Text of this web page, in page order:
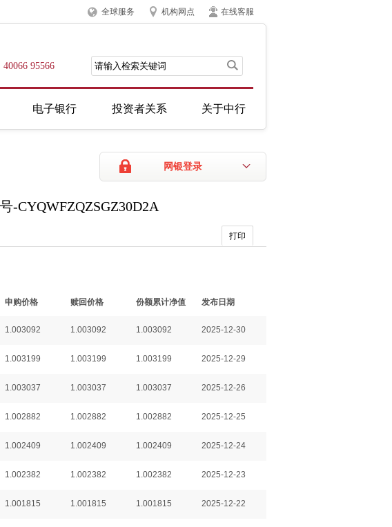
全球服务 机构网点 在线客服
40066 95566
电子银行 投资者关系 关于中行
网银登录
-CYQWFZQZSGZ30D2A
打印
申购价格 赎回价格 份额累计净值 发布日期
1.003092 1.003092 1.003092 2025-12-30
1.003199 1.003199 1.003199 2025-12-29
1.003037 1.003037 1.003037 2025-12-26
1.002882 1.002882 1.002882 2025-12-25
1.002409 1.002409 1.002409 2025-12-24
1.002382 1.002382 1.002382 2025-12-23
1.001815 1.001815 1.001815 2025-12-22